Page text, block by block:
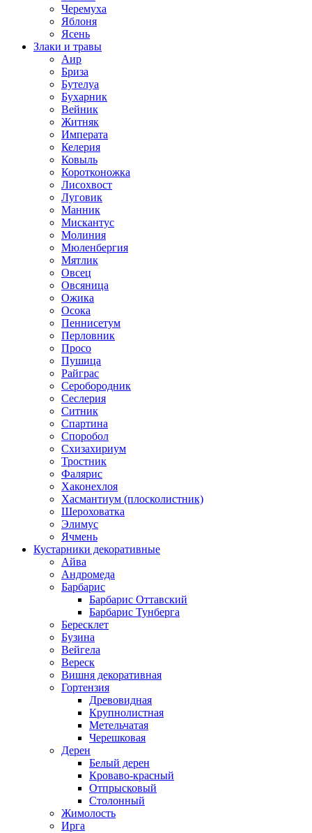
Черемуха
Яблоня
Ясень
Злаки и травы
Аир
Бриза
Бутелуа
Бухарник
Вейник
Житняк
Императа
Келерия
Ковыль
Коротконожка
Лисохвост
Луговик
Манник
Мискантус
Молиния
Мюленбергия
Мятлик
Овсец
Овсяница
Ожика
Осока
Пеннисетум
Перловник
Просо
Пушица
Райграс
Серобородник
Сеслерия
Ситник
Спартина
Споробол
Схизахириум
Тростник
Фалярис
Хаконехлоя
Хасмантиум (плосколистник)
Шероховатка
Элимус
Ячмень
Кустарники декоративные
Айва
Андромеда
Барбарис
Барбарис Оттавский
Барбарис Тунберга
Бересклет
Бузина
Вейгела
Вереск
Вишня декоративная
Гортензия
Древовидная
Крупнолистная
Метельчатая
Черешковая
Дерен
Белый дерен
Кроваво-красный
Отпрысковый
Столонный
Жимолость
Ирга